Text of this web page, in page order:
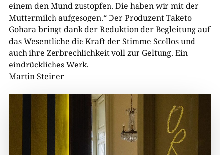
einem den Mund zustopfen. Die haben wir mit der
Muttermilch aufgesogen.“ Der Produzent Taketo
Gohara bringt dank der Reduktion der Begleitung auf
das Wesentliche die Kraft der Stimme Scollos und
auch ihre Zerbrechlichkeit voll zur Geltung. Ein
eindrückliches Werk.
Martin Steiner